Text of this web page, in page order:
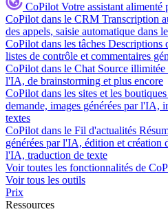
CoPilot Votre assistant
CoPilot dans le CRM Transcription
des appels, saisie automatique dans
CoPilot dans les tâches Descriptions
listes de contrôle et commentaires
CoPilot dans le Chat Source illimitée
l'IA, de brainstorming et plus encore
CoPilot dans les sites et les boutiques
demande, images générées par l'IA,
textes
CoPilot dans le Fil d'actualités
générées par l'IA, édition et création
l'IA, traduction de texte
Voir toutes les fonctionnalités de
Voir tous les outils
Prix
Ressources